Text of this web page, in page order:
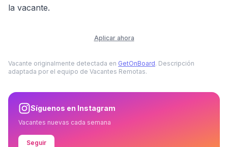
la vacante.
Aplicar ahora
Vacante originalmente detectada en GetOnBoard. Descripción
adaptada por el equipo de Vacantes Remotas.
Síguenos en Instagram
Vacantes nuevas cada semana
Seguir